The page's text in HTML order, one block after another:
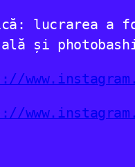
lucrarea
și